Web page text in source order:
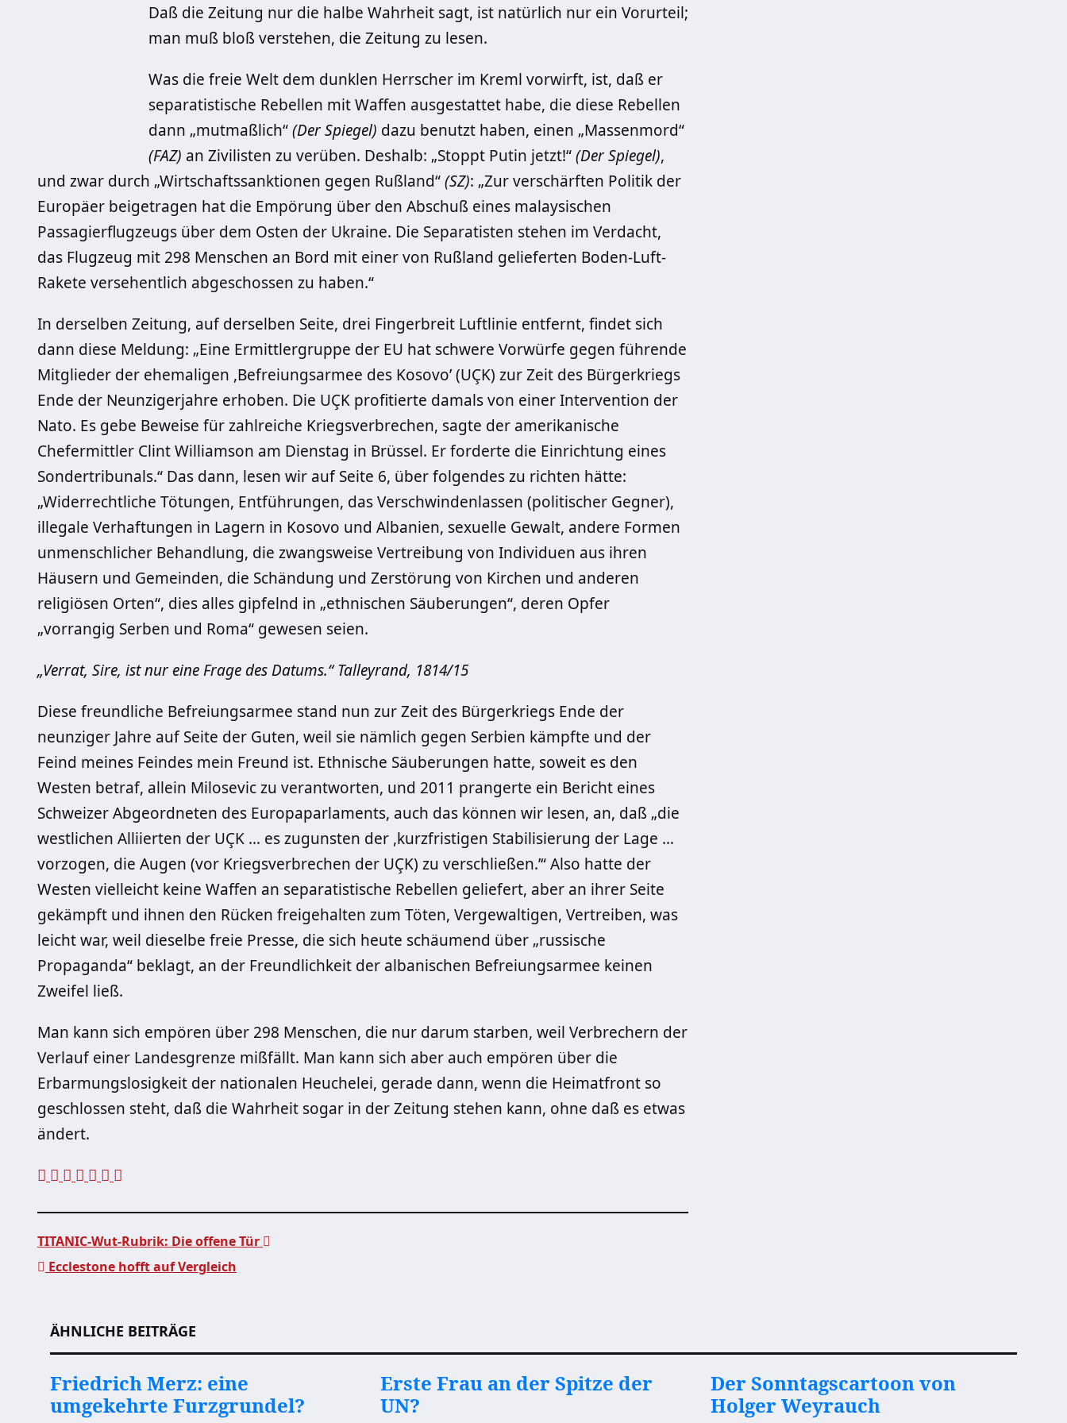
Daß die Zeitung nur die halbe Wahrheit sagt, ist natürlich nur ein Vorurteil;
man muß bloß verstehen, die Zeitung zu lesen.
Was die freie Welt dem dunklen Herrscher im Kreml vorwirft, ist, daß er
separatistische Rebellen mit Waffen ausgestattet habe, die diese Rebellen
dann „mutmaßlich“(Der Spiegel) dazu benutzt haben, einen „Massenmord“
(FAZ) an Zivilisten zu verüben. Deshalb: „Stoppt Putin jetzt!“(Der Spiegel),
und zwar durch „Wirtschaftssanktionen gegen Rußland“(SZ): „Zur verschärften Politik der
Europäer beigetragen hat die Empörung über den Abschuß eines malaysischen
Passagierflugzeugs über dem Osten der Ukraine. Die Separatisten stehen im Verdacht,
das Flugzeug mit 298 Menschen an Bord mit einer von Rußland gelieferten Boden-Luft-
Rakete versehentlich abgeschossen zu haben.“
In derselben Zeitung, auf derselben Seite, drei Fingerbreit Luftlinie entfernt, findet sich
dann diese Meldung: „Eine Ermittlergruppe der EU hat schwere Vorwürfe gegen führende
Mitglieder der ehemaligen ,Befreiungsarmee des Kosovo’ (UÇK) zur Zeit des Bürgerkriegs
Ende der Neunzigerjahre erhoben. Die UÇK profitierte damals von einer Intervention der
Nato. Es gebe Beweise für zahlreiche Kriegsverbrechen, sagte der amerikanische
Chefermittler Clint Williamson am Dienstag in Brüssel. Er forderte die Einrichtung eines
Sondertribunals.“ Das dann, lesen wir auf Seite 6, über folgendes zu richten hätte:
„Widerrechtliche Tötungen, Entführungen, das Verschwindenlassen (politischer Gegner),
illegale Verhaftungen in Lagern in Kosovo und Albanien, sexuelle Gewalt, andere Formen
unmenschlicher Behandlung, die zwangsweise Vertreibung von Individuen aus ihren
Häusern und Gemeinden, die Schändung und Zerstörung von Kirchen und anderen
religiösen Orten“, dies alles gipfelnd in „ethnischen Säuberungen“, deren Opfer
„vorrangig Serben und Roma“ gewesen seien.
„Verrat, Sire, ist nur eine Frage des Datums.“ Talleyrand, 1814/15
Diese freundliche Befreiungsarmee stand nun zur Zeit des Bürgerkriegs Ende der
neunziger Jahre auf Seite der Guten, weil sie nämlich gegen Serbien kämpfte und der
Feind meines Feindes mein Freund ist. Ethnische Säuberungen hatte, soweit es den
Westen betraf, allein Milosevic zu verantworten, und 2011 prangerte ein Bericht eines
Schweizer Abgeordneten des Europaparlaments, auch das können wir lesen, an, daß „die
westlichen Alliierten der UÇK … es zugunsten der ,kurzfristigen Stabilisierung der Lage …
vorzogen, die Augen (vor Kriegsverbrechen der UÇK) zu verschließen.’“ Also hatte der
Westen vielleicht keine Waffen an separatistische Rebellen geliefert, aber an ihrer Seite
gekämpft und ihnen den Rücken freigehalten zum Töten, Vergewaltigen, Vertreiben, was
leicht war, weil dieselbe freie Presse, die sich heute schäumend über „russische
Propaganda“ beklagt, an der Freundlichkeit der albanischen Befreiungsarmee keinen
Zweifel ließ.
Man kann sich empören über 298 Menschen, die nur darum starben, weil Verbrechern der
Verlauf einer Landesgrenze mißfällt. Man kann sich aber auch empören über die
Erbarmungslosigkeit der nationalen Heuchelei, gerade dann, wenn die Heimatfront so
geschlossen steht, daß die Wahrheit sogar in der Zeitung stehen kann, ohne daß es etwas
ändert.
TITANIC-Wut-Rubrik: Die offene Tür
Ecclestone hofft auf Vergleich
ÄHNLICHE BEITRÄGE
Friedrich Merz: eine
umgekehrte Furzgrundel?
Erste Frau an der Spitze der
UN?
Der Sonntagscartoon von
Holger Weyrauch